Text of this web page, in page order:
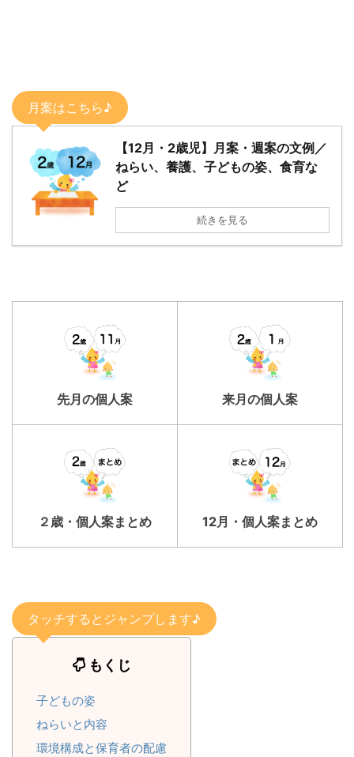
月案はこちら♪
【12月・2歳児】月案・週案の文例／
ねらい、養護、子どもの姿、食育な
ど
続きを見る
先月の個人案 来月の個人案
２歳・個人案まとめ 12月・個人案まとめ
タッチするとジャンプします♪
もくじ
子どもの姿
ねらいと内容
環境構成と保育者の配慮